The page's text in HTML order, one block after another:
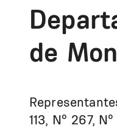
de
113, Nº 267,